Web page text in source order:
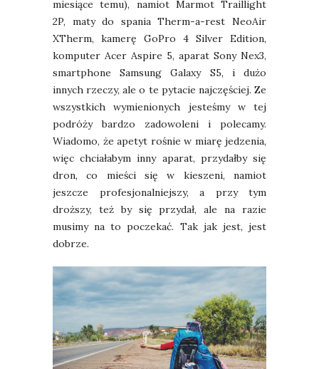
miesiące temu), namiot Marmot Traillight
2P, maty do spania Therm-a-rest NeoAir
XTherm, kamerę GoPro 4 Silver Edition,
komputer Acer Aspire 5, aparat Sony Nex3,
smartphone Samsung Galaxy S5, i dużo
innych rzeczy, ale o te pytacie najczęściej. Ze
wszystkich wymienionych jesteśmy w tej
podróży bardzo zadowoleni i polecamy.
Wiadomo, że apetyt rośnie w miarę jedzenia,
więc chciałabym inny aparat, przydałby się
dron, co mieści się w kieszeni, namiot
jeszcze profesjonalniejszy, a przy tym
droższy, też by się przydał, ale na razie
musimy na to poczekać. Tak jak jest, jest
dobrze.